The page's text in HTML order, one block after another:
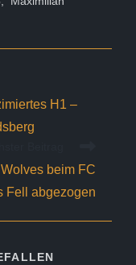
H1 –
beim FC
Fell abgezogen